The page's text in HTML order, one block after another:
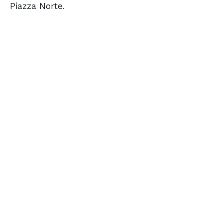
Piazza Norte.